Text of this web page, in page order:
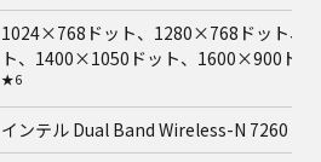
1024×768ドット、1280×768ドット、
ト、1400×1050ドット、1600×900ド
★6
インテル Dual Band Wireless-N 7260